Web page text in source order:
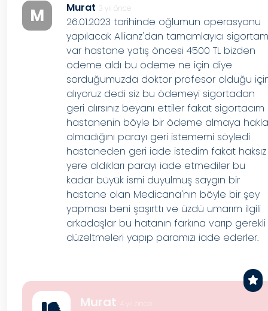
M Murat 3 yıl önce
26.01.2023 tarihinde oğlumun operasyonu
yapılacak Allianz'dan tamamlayıcı
var hastane yatış öncesi 4500 TL bizden
ödeme aldı bu ödeme ne için diye
sorduğumuzda doktor profesor olduğu
alıyoruz dedi siz bu ödemeyi sigortadan
geri alırsınız beyanı ettiler fakat sigortacım
hastanenin böyle bir ödeme almaya
olmadığını parayı geri istememi söyledi
hastaneden geri iade istedim fakat haksız
yere aldıkları parayı iade etmediler bu
kadar büyük ismi duyulmuş saygın bir
hastane olan Medicana'nın böyle bir şey
yapması beni şaşırttı ve üzdü umarım ilgili
arkadaşlar bu hatanın farkına varıp gerekli
düzeltmeleri yapıp paramızı iade ederler.
Murat 4 yıl önce